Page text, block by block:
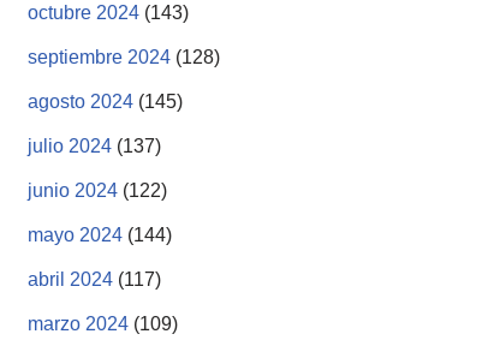
octubre 2024 (143)
septiembre 2024 (128)
agosto 2024 (145)
julio 2024 (137)
junio 2024 (122)
mayo 2024 (144)
abril 2024 (117)
marzo 2024 (109)